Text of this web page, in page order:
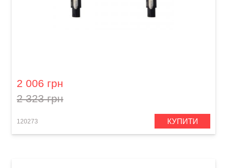
2 006 грн
2 323 грн
120273 КУПИТИ